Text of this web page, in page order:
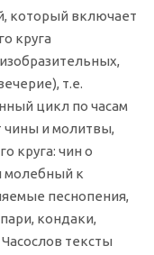
который включает
круга
т.е.
цикл по часам
чины и молитвы,
круга: чин о
молебный к
песнопения,
кондаки,
тексты